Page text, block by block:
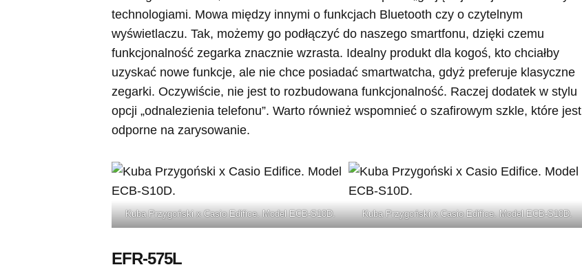
technologiami. Mowa między innymi o funkcjach Bluetooth czy o czytelnym
wyświetlaczu. Tak, możemy go podłączyć do naszego smartfonu, dzięki czemu
funkcjonalność zegarka znacznie wzrasta. Idealny produkt dla kogoś, kto chciałby
uzyskać nowe funkcje, ale nie chce posiadać smartwatcha, gdyż preferuje klasyczne
zegarki. Oczywiście, nie jest to rozbudowana funkcjonalność. Raczej dodatek w stylu
opcji „odnalezienia telefonu”. Warto również wspomnieć o szafirowym szkle, które jest
odporne na zarysowanie.
Kuba Przygoński x Casio Edifice. Model ECB-S10D. Kuba Przygoński x Casio Edifice. Model ECB-S10D.
EFR-575L